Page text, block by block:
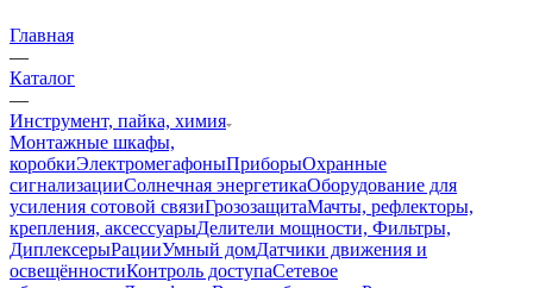
Главная
—
Каталог
—
Инструмент, пайка, химия
Монтажные шкафы,
коробкиЭлектромегафоныПриборыОхранные
сигнализацииСолнечная энергетикаОборудование для
усиления сотовой связиГрозозащитаМачты, рефлекторы,
крепления, аксессуарыДелители мощности, Фильтры,
ДиплексерыРацииУмный домДатчики движения и
освещённостиКонтроль доступаСетевое